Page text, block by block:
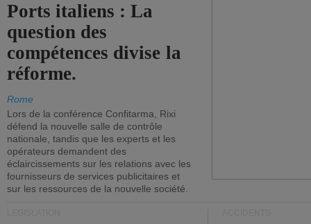
Ports italiens : La
question des
compétences divise la
réforme.
Rome
Lors de la conférence Confitarma, Rixi
défend la nouvelle salle de contrôle
nationale, tandis que les experts et les
opérateurs demandent des
éclaircissements sur les relations avec les
fournisseurs de services publicitaires et
sur les ressources de la nouvelle société.